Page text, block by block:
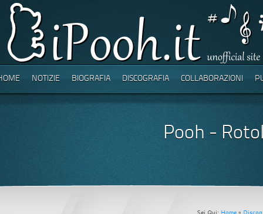
NOTIZIE BIOGRAFIA DISCOGRAFIA COLLABORAZIONI
Pooh -